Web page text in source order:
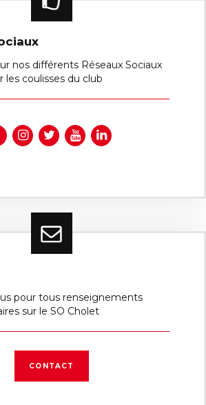
nos différents Réseaux Sociaux
les coulisses du club
pour tous renseignements
sur le SO Cholet
CONTACT